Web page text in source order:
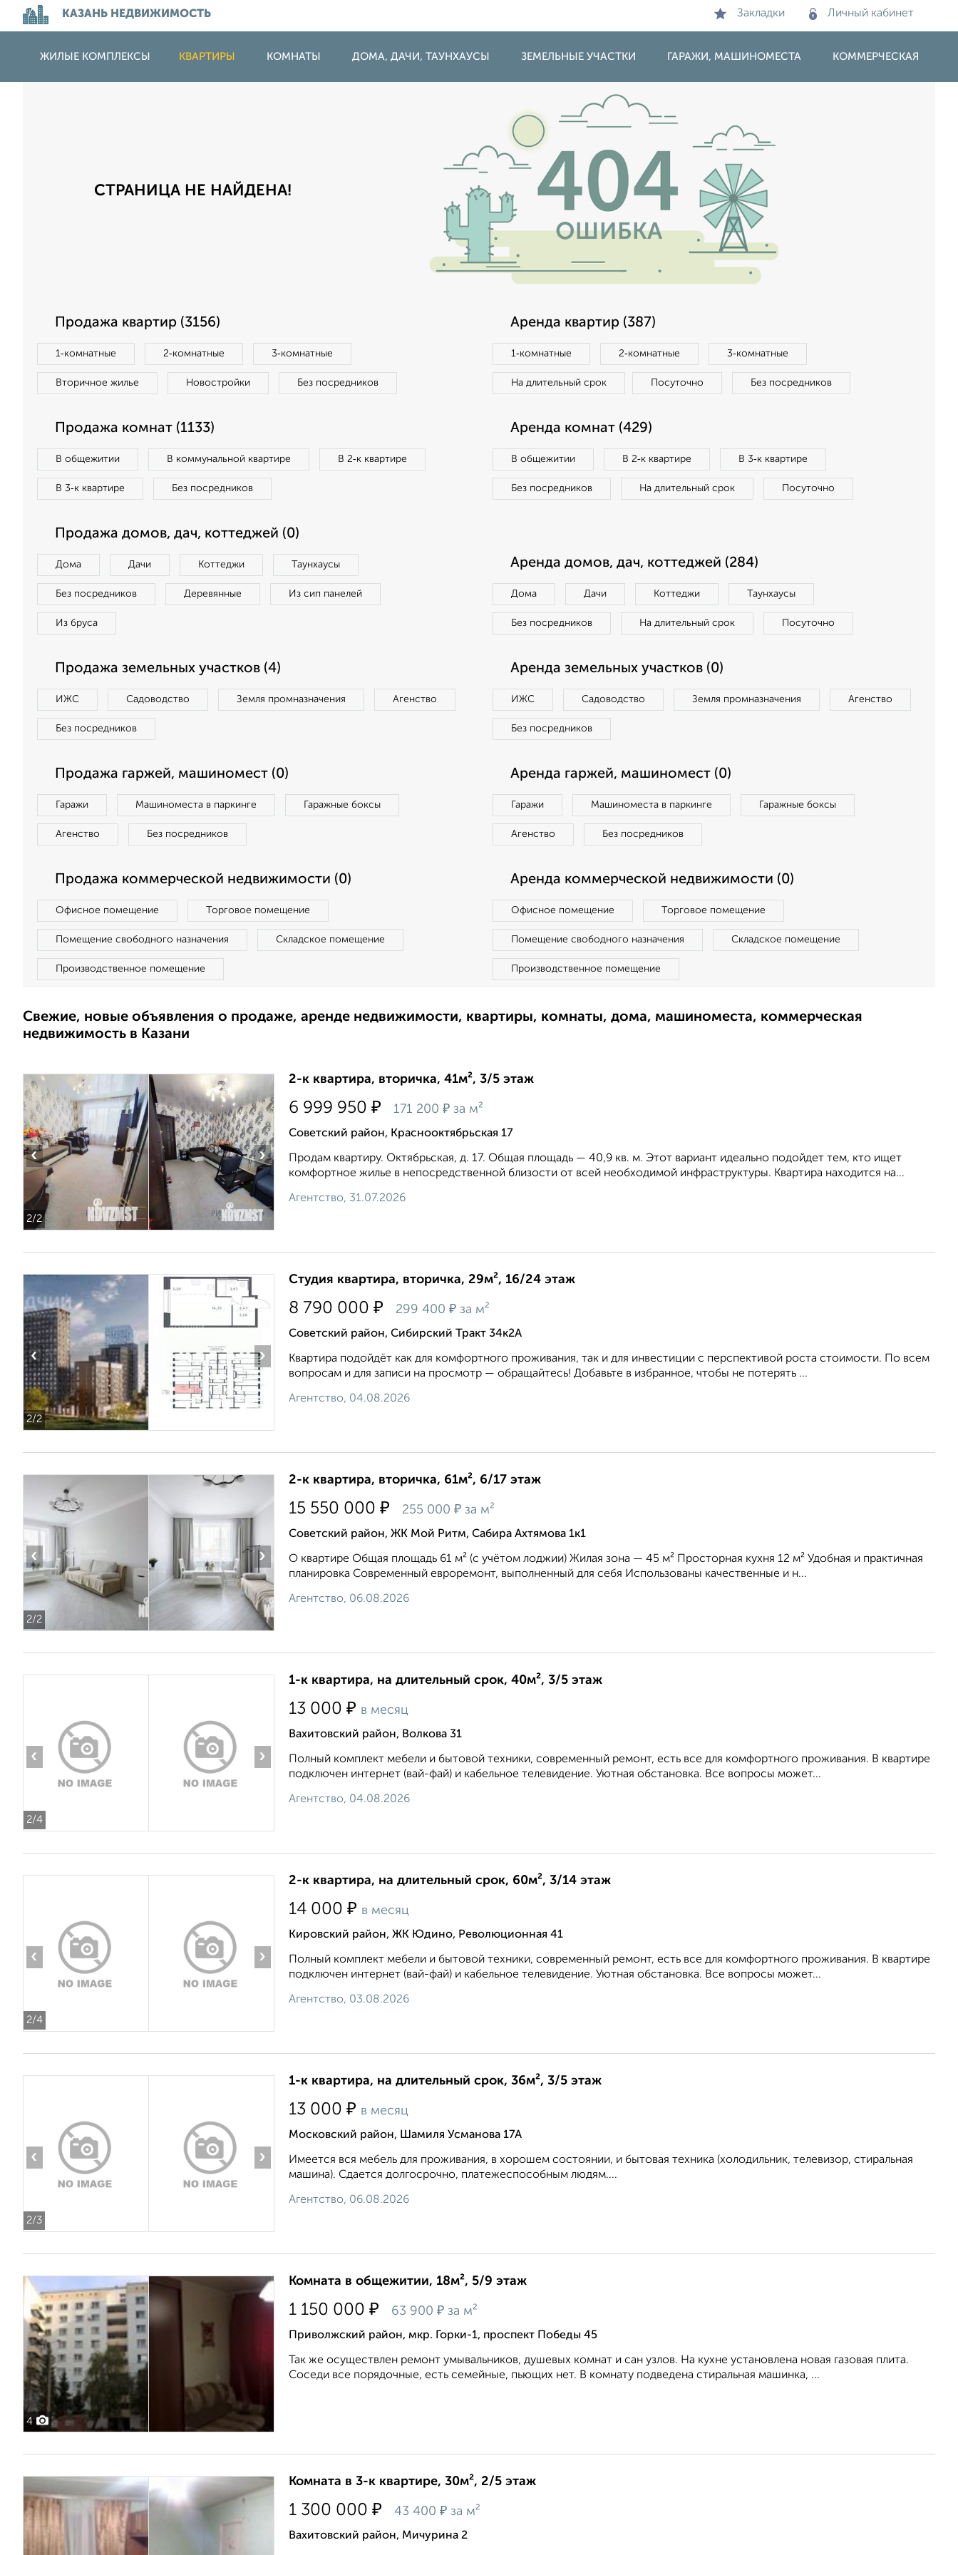
КАЗАНЬ НЕДВИЖИМОСТЬ Закладки Личный кабинет
ЖИЛЫЕ КОМПЛЕКСЫ КВАРТИРЫ КОМНАТЫ ДОМА, ДАЧИ, ТАУНХАУСЫ ЗЕМЕЛЬНЫЕ УЧАСТКИ ГАРАЖИ, МАШИНОМЕСТА КОММЕРЧЕСКАЯ
СТРАНИЦА НЕ НАЙДЕНА!
Продажа квартир (3156)
1‑комнатные 2‑комнатные 3‑комнатные
Вторичное жилье Новостройки Без посредников
Аренда квартир (387)
1‑комнатные 2‑комнатные 3‑комнатные
На длительный срок Посуточно Без посредников
Продажа комнат (1133)
В общежитии В коммунальной квартире В 2‑к квартире
В 3‑к квартире Без посредников
Аренда комнат (429)
В общежитии В 2‑к квартире В 3‑к квартире
Без посредников На длительный срок Посуточно
Продажа домов, дач, коттеджей (0)
Дома Дачи Коттеджи Таунхаусы
Без посредников Деревянные Из сип панелей
Из бруса
Аренда домов, дач, коттеджей (284)
Дома Дачи Коттеджи Таунхаусы
Без посредников На длительный срок Посуточно
Продажа земельных участков (4)
ИЖС Садоводство Земля промназначения Агенство
Без посредников
Аренда земельных участков (0)
ИЖС Садоводство Земля промназначения Агенство
Без посредников
Продажа гаржей, машиномест (0)
Гаражи Машиноместа в паркинге Гаражные боксы
Агенство Без посредников
Аренда гаржей, машиномест (0)
Гаражи Машиноместа в паркинге Гаражные боксы
Агенство Без посредников
Продажа коммерческой недвижимости (0)
Офисное помещение Торговое помещение
Помещение свободного назначения Складское помещение
Производственное помещение
Аренда коммерческой недвижимости (0)
Офисное помещение Торговое помещение
Помещение свободного назначения Складское помещение
Производственное помещение
Свежие, новые объявления о продаже, аренде недвижимости, квартиры, комнаты, дома, машиноместа, коммерческая
недвижимость в Казани
2/2
‹ ›
2-к квартира, вторичка, 41м², 3/5 этаж
6 999 950 ₽ 171 200 ₽ за м²
Советский район, Краснооктябрьская 17
Продам квартиру. Октябрьская, д. 17. Общая площадь — 40,9 кв. м. Этот вариант идеально подойдет тем, кто ищет
комфортное жилье в непосредственной близости от всей необходимой инфраструктуры. Квартира находится на...
Агентство, 31.07.2026
2/2
‹ ›
Студия квартира, вторичка, 29м², 16/24 этаж
8 790 000 ₽ 299 400 ₽ за м²
Советский район, Сибирский Тракт 34к2А
Квартира подойдёт как для комфортного проживания, так и для инвестиции с перспективой роста стоимости. По всем
вопросам и для записи на просмотр — обращайтесь! Добавьте в избранное, чтобы не потерять ...
Агентство, 04.08.2026
2/2
‹ ›
2-к квартира, вторичка, 61м², 6/17 этаж
15 550 000 ₽ 255 000 ₽ за м²
Советский район, ЖК Мой Ритм, Сабира Ахтямова 1к1
О квартире Общая площадь 61 м² (с учётом лоджии) Жилая зона — 45 м² Просторная кухня 12 м² Удобная и практичная
планировка Современный евроремонт, выполненный для себя Использованы качественные и н...
Агентство, 06.08.2026
2/4
‹ ›
1-к квартира, на длительный срок, 40м², 3/5 этаж
13 000 ₽ в месяц
Вахитовский район, Волкова 31
Полный комплект мебели и бытовой техники, современный ремонт, есть все для комфортного проживания. В квартире
подключен интернет (вай-фай) и кабельное телевидение. Уютная обстановка. Все вопросы может...
Агентство, 04.08.2026
2/4
‹ ›
2-к квартира, на длительный срок, 60м², 3/14 этаж
14 000 ₽ в месяц
Кировский район, ЖК Юдино, Революционная 41
Полный комплект мебели и бытовой техники, современный ремонт, есть все для комфортного проживания. В квартире
подключен интернет (вай-фай) и кабельное телевидение. Уютная обстановка. Все вопросы может...
Агентство, 03.08.2026
2/3
‹ ›
1-к квартира, на длительный срок, 36м², 3/5 этаж
13 000 ₽ в месяц
Московский район, Шамиля Усманова 17А
Имеется вся мебель для проживания, в хорошем состоянии, и бытовая техника (холодильник, телевизор, стиральная
машина). Сдается долгосрочно, платежеспособным людям....
Агентство, 06.08.2026
4
Комната в общежитии, 18м², 5/9 этаж
1 150 000 ₽ 63 900 ₽ за м²
Приволжский район, мкр. Горки-1, проспект Победы 45
Так же осуществлен ремонт умывальников, душевых комнат и сан узлов. На кухне установлена новая газовая плита.
Соседи все порядочные, есть семейные, пьющих нет. В комнату подведена стиральная машинка, ...
Комната в 3-к квартире, 30м², 2/5 этаж
1 300 000 ₽ 43 400 ₽ за м²
Вахитовский район, Мичурина 2